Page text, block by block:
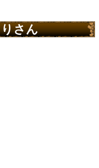
さん